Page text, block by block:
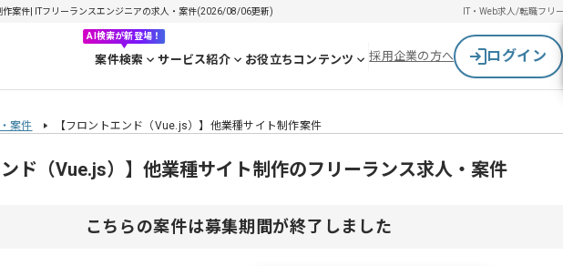
作案件| ITフリーランスエンジニアの求人・案件(2026/08/06更新) IT・Web求人/転職フリ
AI検索が新登場！
案件検索 サービス紹介 お役立ちコンテンツ 採用企業の方へ ログイン
案件 【フロントエンド（Vue.js）】他業種サイト制作案件
ンド（Vue.js）】他業種サイト制作のフリーランス求人・案件
こちらの案件は募集期間が終了しました